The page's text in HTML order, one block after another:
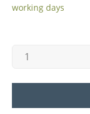
working days